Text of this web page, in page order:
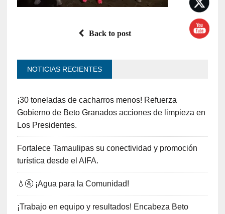
Back to post
NOTICIAS RECIENTES
¡30 toneladas de cacharros menos! Refuerza
Gobierno de Beto Granados acciones de limpieza en
Los Presidentes.
Fortalece Tamaulipas su conectividad y promoción
turística desde el AIFA.
💧🚰 ¡Agua para la Comunidad!
¡Trabajo en equipo y resultados! Encabeza Beto